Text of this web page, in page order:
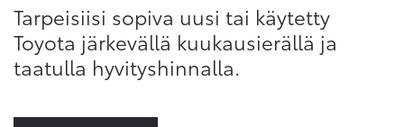
Tarpeisiisi sopiva uusi tai käytetty
Toyota järkevällä kuukausierällä ja
taatulla hyvityshinnalla.